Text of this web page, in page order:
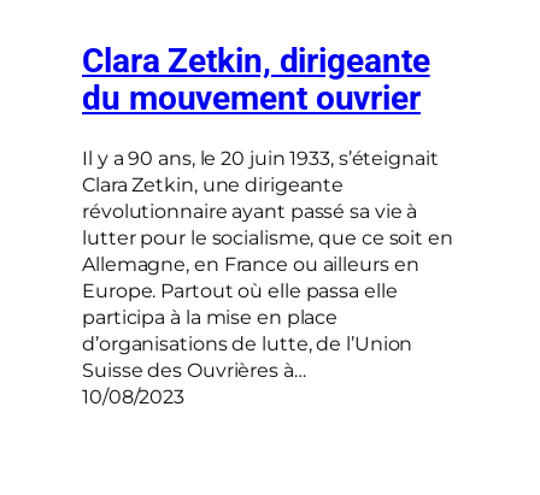
Clara Zetkin, dirigeante
du mouvement ouvrier
Il y a 90 ans, le 20 juin 1933, s’éteignait
Clara Zetkin, une dirigeante
révolutionnaire ayant passé sa vie à
lutter pour le socialisme, que ce soit en
Allemagne, en France ou ailleurs en
Europe. Partout où elle passa elle
participa à la mise en place
d’organisations de lutte, de l’Union
Suisse des Ouvrières à…
10/08/2023